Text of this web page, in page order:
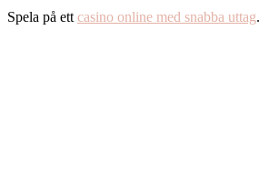
Spela på ett casino online med snabba uttag.